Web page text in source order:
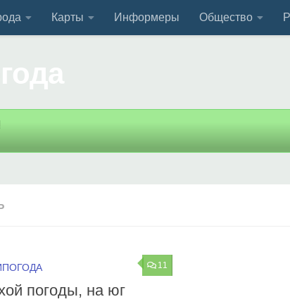
Карты Информеры Общество
11
погоды, на юг